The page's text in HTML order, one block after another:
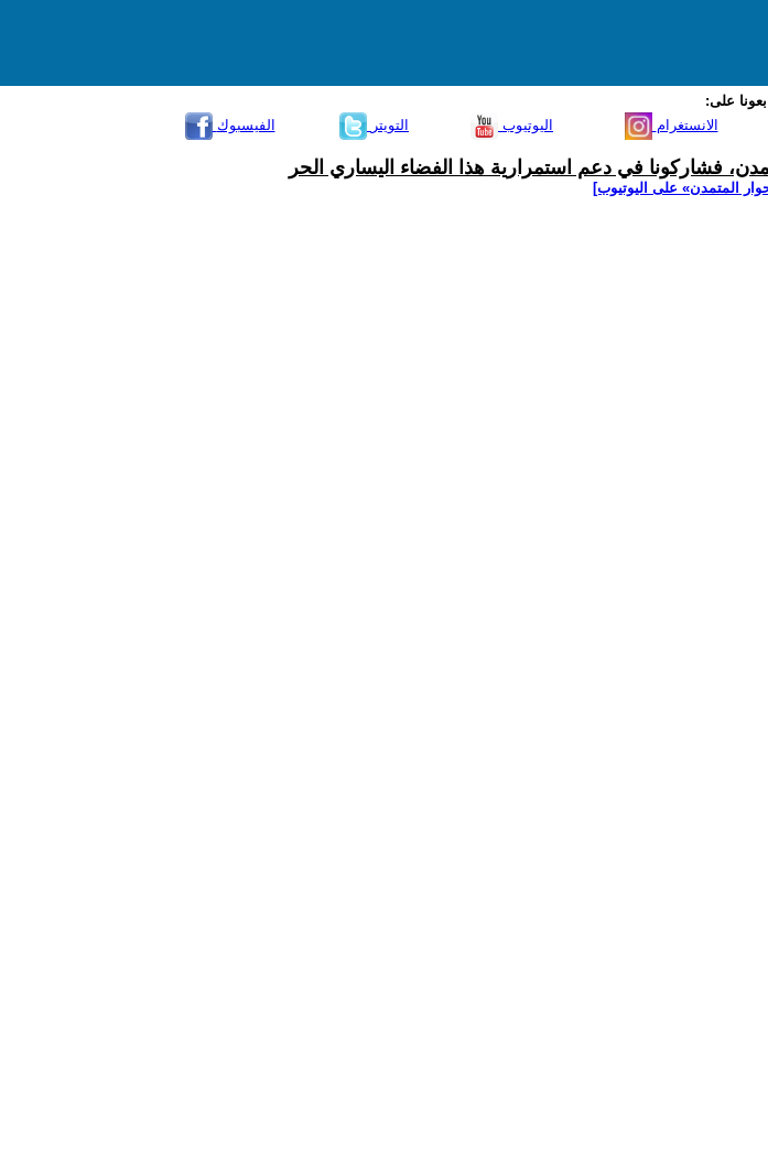
على:
الفيسبوك
التويتر اليوتيوب الانستغرام
فشاركونا في دعم استمرارية هذا الفضاء اليساري الحر
المتمدن» على اليوتيوب]